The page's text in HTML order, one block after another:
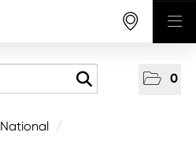
0
National /